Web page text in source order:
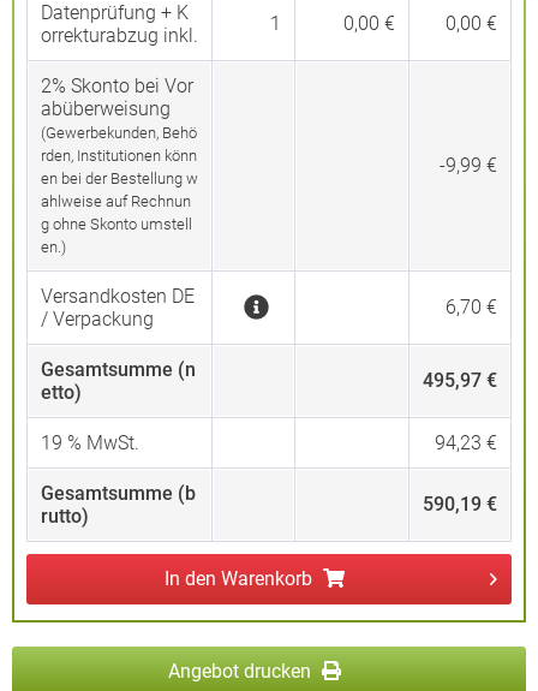
Datenprüfung + K
orrekturabzug inkl.
1 0,00 € 0,00 €
2% Skonto bei Vor
abüberweisung
(Gewerbekunden, Behö
rden, Institutionen könn
en bei der Bestellung w
ahlweise auf Rechnun
g ohne Skonto umstell
en.)
-9,99 €
Versandkosten DE
/ Verpackung
6,70 €
Gesamtsumme (n
etto)
495,97 €
19 % MwSt. 94,23 €
Gesamtsumme (b
rutto)
590,19 €
In den Warenkorb
Angebot drucken